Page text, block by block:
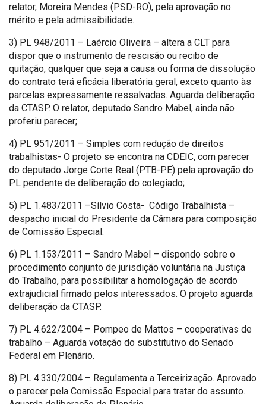
relator, Moreira Mendes (PSD-RO), pela aprovação no
mérito e pela admissibilidade.
3) PL 948/2011 – Laércio Oliveira – altera a CLT para
dispor que o instrumento de rescisão ou recibo de
quitação, qualquer que seja a causa ou forma de dissolução
do contrato terá eficácia liberatória geral, exceto quanto às
parcelas expressamente ressalvadas. Aguarda deliberação
da CTASP. O relator, deputado Sandro Mabel, ainda não
proferiu parecer;
4) PL 951/2011 – Simples com redução de direitos
trabalhistas- O projeto se encontra na CDEIC, com parecer
do deputado Jorge Corte Real (PTB-PE) pela aprovação do
PL pendente de deliberação do colegiado;
5) PL 1.483/2011 –Sílvio Costa- Código Trabalhista –
despacho inicial do Presidente da Câmara para composição
de Comissão Especial.
6) PL 1.153/2011 – Sandro Mabel – dispondo sobre o
procedimento conjunto de jurisdição voluntária na Justiça
do Trabalho, para possibilitar a homologação de acordo
extrajudicial firmado pelos interessados. O projeto aguarda
deliberação da CTASP.
7) PL 4.622/2004 – Pompeo de Mattos – cooperativas de
trabalho – Aguarda votação do substitutivo do Senado
Federal em Plenário.
8) PL 4.330/2004 – Regulamenta a Terceirização. Aprovado
o parecer pela Comissão Especial para tratar do assunto.